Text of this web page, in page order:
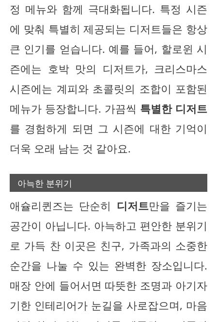
정 메뉴와 함께 극대화됩니다. 특정 시즌
에 맞춰 특별히 제공되는 디저트들은 항상
큰 인기를 얻습니다. 예를 들어, 할로윈 시
즌에는 호박 맛의 디저트가, 크리스마스
시즌에는 계피와 초콜릿의 조합이 포함된
메뉴가 등장합니다. 가끔씩 특별한 디저트
를 경험하게 되면 그 시즌에 대한 기억이
더욱 오래 남는 것 같아요.
아늑한 분위기
애슐리퀸즈는 단순히 디저트만을 즐기는
공간이 아닙니다. 아늑하고 편안한 분위기
로 가득 찬 이곳은 친구, 가족과의 소중한
순간을 나눌 수 있는 완벽한 장소입니다.
매장 안에 들어서면 따뜻한 조명과 아기자
기한 인테리어가 눈길을 사로잡으며, 마음